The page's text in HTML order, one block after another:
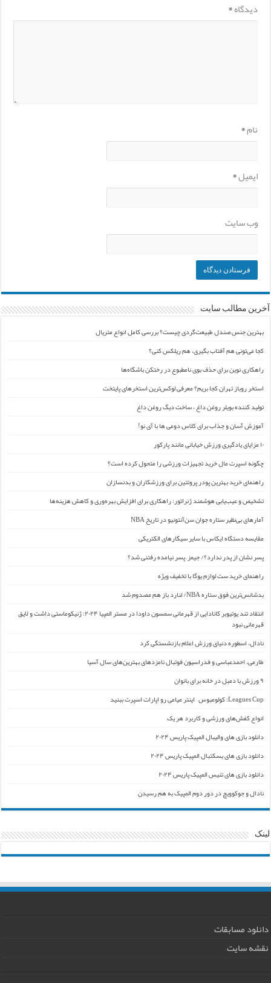
دیدگاه*
نام*
ایمیل*
وب‌ سایت
آخرین مطالب سایت
بهترین جنس صندل طبیعت‌گردی چیست؟ بررسی کامل انواع متریال
کجا می‌تونی هم آفتاب بگیری، هم ریلکس کنی؟
راهکاری نوین برای حذف بوی نامطبوع در رختکن باشگاه‌ها
استخر روباز تهران کجا بریم؟ معرفی لوکس‌ترین استخرهای پایتخت
تولید کننده بویلر روغن داغ ، ساخت دیگ روغن داغ
آموزش آسان و جذاب برای کلاس دومی ها با آی نو!
۱۰ مزایای یادگیری ورزش خیابانی مانند پارکور
چگونه اسپرت مال خرید تجهیزات ورزشی را متحول کرده است؟
راهنمای خرید بهترین پودر پروتئین برای ورزشکاران و بدنسازان
تشخیص و عیب‌یابی هوشمند ژنراتور: راهکاری برای افزایش بهره‌وری و کاهش هزینه‌ها
آمارهای بی‌نظیر ستاره جوان سن‌آنتونیو در تاریخ NBA
مقایسه دستگاه ایکاس با سایر سیگارهای الکتریکی
پسر نشان از پدر ندارد؟/ جیمز ِ پسر نیامده رفتنی شد؟
راهنمای خرید ست لوازم یوگا با تخفیف ویژه
بدشانس‌ترین فوق ستاره NBA/ لنارد باز هم مصدوم شد
انتقاد تند یوتیوبر کانادایی از قهرمانی سمسون داودا در مستر المپیا ۲۰۲۴: ژنیکوماستی داشت و لایق
قهرمانی نبود
نادال، اسطوره دنیای ورزش اعلام بازنشستگی کرد
طارمی، احمدعباسی و فدراسیون فوتبال نامزدهای بهترین‌های سال آسیا
۹ ورزش با دمبل در خانه برای بانوان
Leagues Cup: کولومبوس – اینتر میامی رو اپارات اسپرت ببنید
انواع کفش‌های ورزشی و کاربرد هر یک
دانلود بازی های والیبال المپیک پاریس ۲۰۲۴
دانلود بازی های بسکتبال المپیک پاریس ۲۰۲۴
دانلود بازی های تنیس المپیک پاریس ۲۰۲۴
نادال و جوکوویچ در دور دوم المپیک به هم رسیدن
لینک
دانلود مسابقات
نقشه سایت